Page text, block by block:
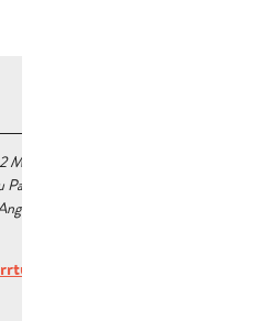
2026 Um 17:21
d’Aubagne et de l’Étoile
:
angeben